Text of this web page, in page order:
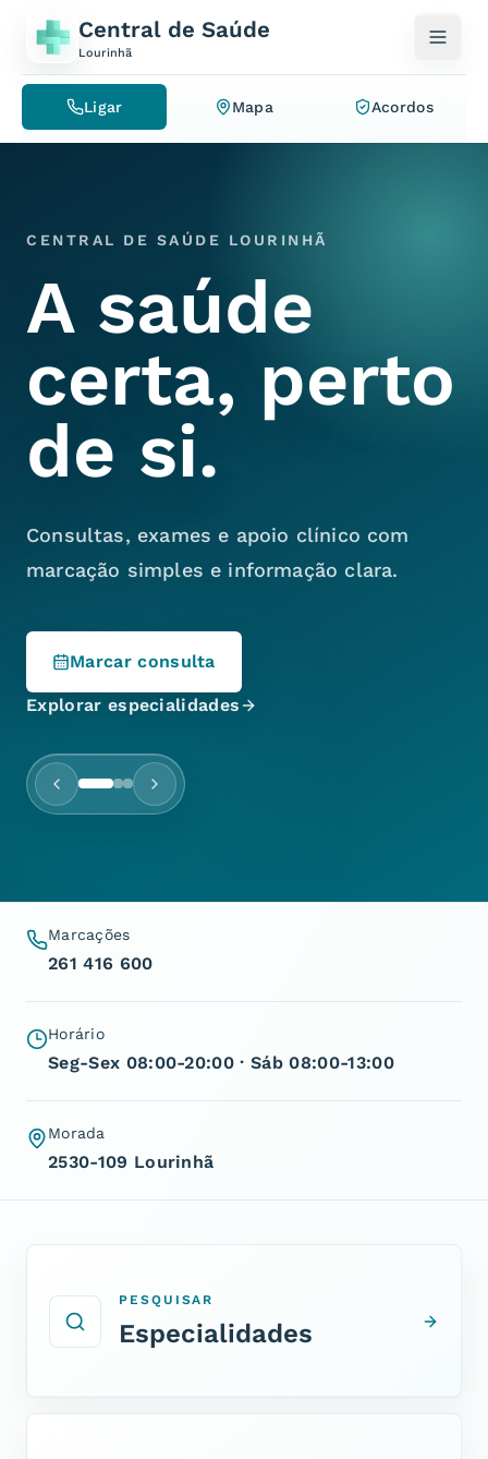
Central de Saúde
Lourinhã
Ligar Mapa Acordos
CENTRAL DE SAÚDE LOURINHÃ
A saúde
certa, perto
de si.
Consultas, exames e apoio clínico com
marcação simples e informação clara.
Marcar consulta
Explorar especialidades
Marcações
261 416 600
Horário
Seg-Sex 08:00-20:00 · Sáb 08:00-13:00
Morada
2530-109 Lourinhã
PESQUISAR
Especialidades